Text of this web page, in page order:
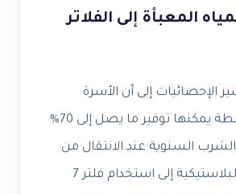
المعبأة إلى الفلاتر
2026، تشير الإحصائيات إلى أن الأسرة
المصرية المتوسطة يمكنها توفير ما يصل إلى 70%
السنوية عند الانتقال من
شراء الزجاجات البلاستيكية إلى استخدام فلتر 7